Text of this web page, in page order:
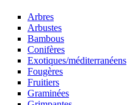
Arbres
Arbustes
Bambous
Conifères
Exotiques/méditerranéens
Fougères
Fruitiers
Graminées